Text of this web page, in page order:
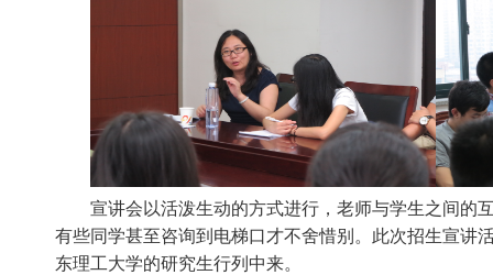
宣讲会以活泼生动的方式进行，老师与学生之间的
有些同学甚至咨询到电梯口才不舍惜别。此次招生宣讲
东理工大学的研究生行列中来。